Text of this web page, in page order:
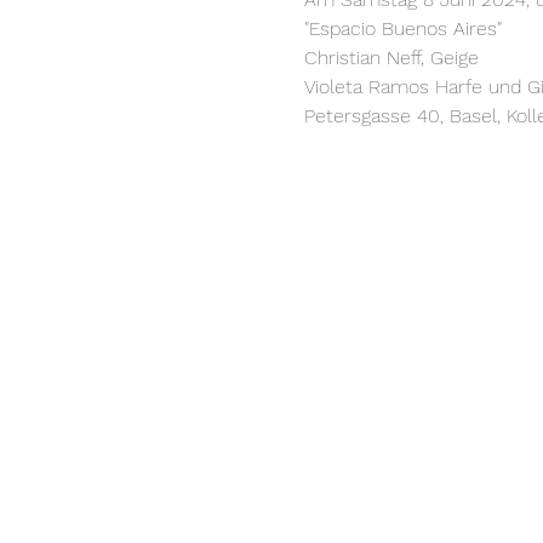
"Espacio Buenos Aires"
Christian Neff, Geige
Violeta Ramos Harfe und
Petersgasse 40, Basel,